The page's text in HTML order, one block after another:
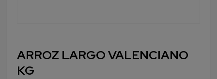
ARROZ LARGO VALENCIANO
KG